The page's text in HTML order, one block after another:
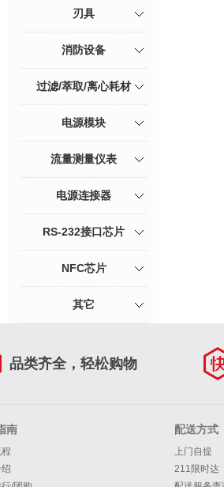
刃具
消防设备
过滤/萃取/离心耗材
电源模块
流量测量仪表
电源连接器
RS-232接口芯片
NFC芯片
其它
品类齐全，轻松购物
南 配送方式
上门自提
211限时达